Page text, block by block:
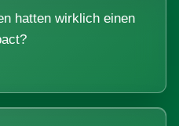
hatten wirklich einen